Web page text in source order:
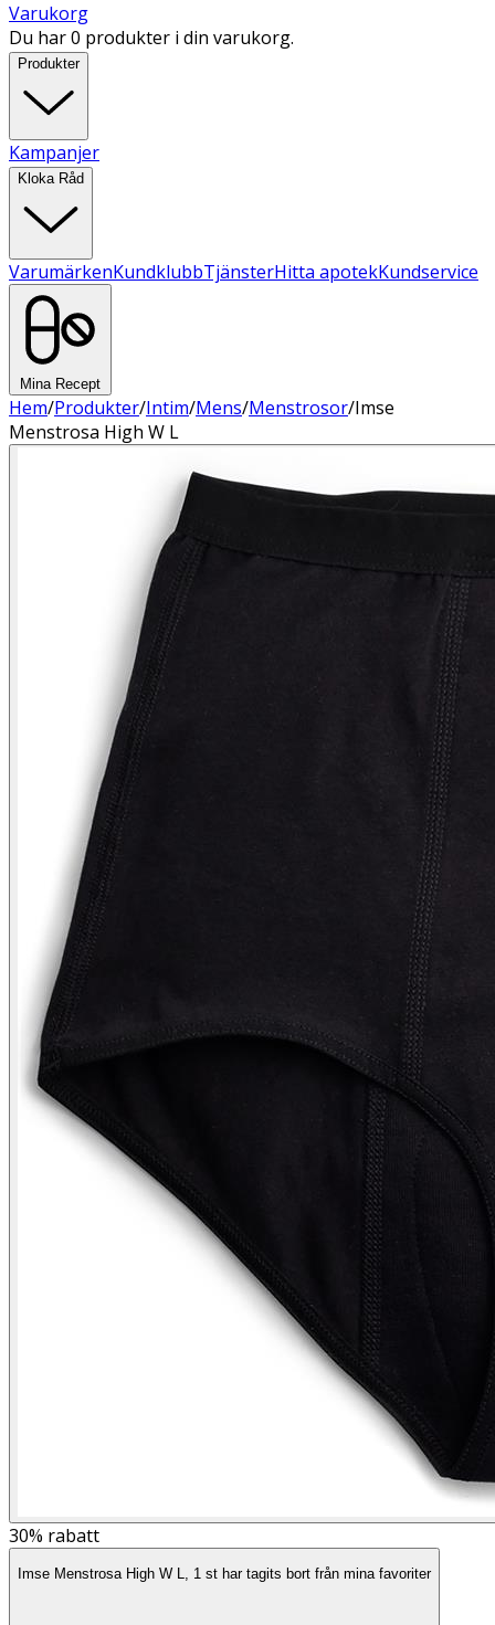
Varukorg
Du har 0 produkter i din varukorg.
Produkter
Kampanjer
Kloka Råd
VarumärkenKundklubbTjänsterHitta apotekKundservice
Mina Recept
Hem/Produkter/Intim/Mens/Menstrosor/Imse
Menstrosa High W L
30% rabatt
Imse Menstrosa High W L, 1 st har tagits bort från mina favoriter